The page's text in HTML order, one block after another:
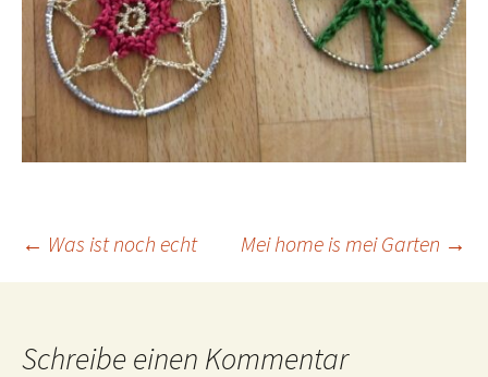
Beitragsnavigation
← Was ist noch echt Mei home is mei Garten →
Schreibe einen Kommentar